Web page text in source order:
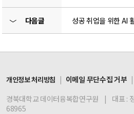
〉 다음글 성공 취업을 위한 AI
개인정보 처리방침 | 이메일 무단수집 거부 |
경북대학교 데이터융복합연구원 | 대표 :
68965